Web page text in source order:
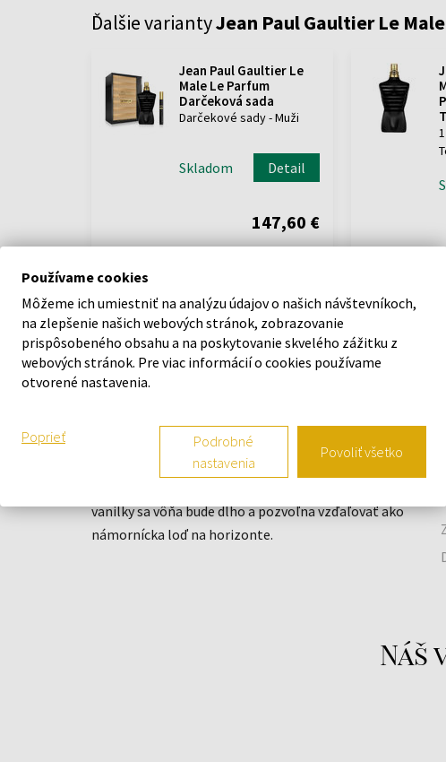
Ďalšie variantyJean Paul Gaultier Le
Jean Paul Gaultier Le
Male Le Parfum
Darčeková sada
Darčekové sady - Muži
Skladom Detail
147,60 €
POPIS
kardamómu. Po chvíli sa zmiešajú s trochu
tajomnou vôňou kosatca v dokonalom spojení s
vanilky sa vôňa bude dlho a pozvoľna vzďaľovať ako
námornícka loď na horizonte.
Náš
Používame cookies
Môžeme ich umiestniť na analýzu údajov o našich návštevníkoch,
na zlepšenie našich webových stránok, zobrazovanie
prispôsobeného obsahu a na poskytovanie skvelého zážitku z
webových stránok. Pre viac informácií o cookies používame
otvorené nastavenia.
Poprieť
Podrobné
nastavenia
Povoliť všetko